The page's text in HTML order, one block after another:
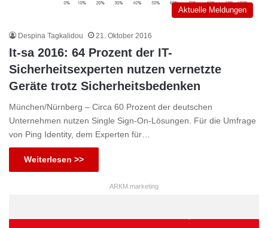
Aktuelle Meldungen
Despina Tagkalidou 21. Oktober 2016
It-sa 2016: 64 Prozent der IT-
Sicherheitsexperten nutzen vernetzte
Geräte trotz Sicherheitsbedenken
München/Nürnberg – Circa 60 Prozent der deutschen
Unternehmen nutzen Single Sign-On-Lösungen. Für die Umfrage
von Ping Identity, dem Experten für…
Weiterlesen >>
ARKM.marketing